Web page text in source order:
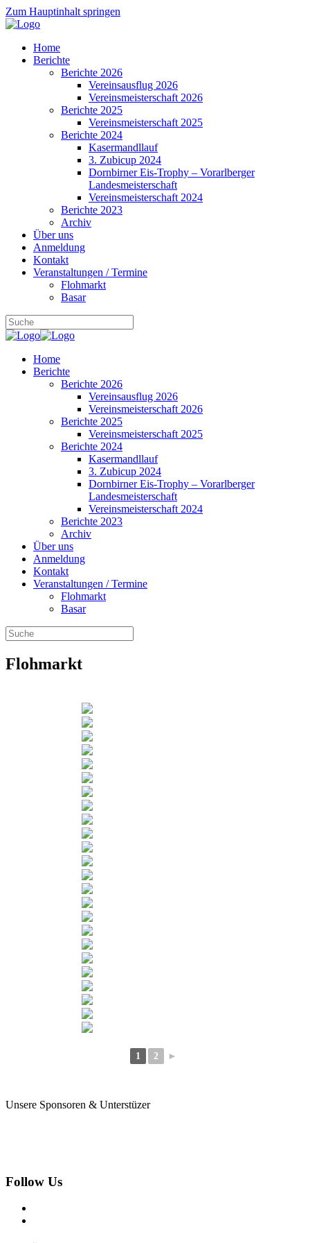
Zum Hauptinhalt springen
Home
Berichte
Berichte 2026
Vereinsausflug 2026
Vereinsmeisterschaft 2026
Berichte 2025
Vereinsmeisterschaft 2025
Berichte 2024
Kasermandllauf
3. Zubicup 2024
Dornbirner Eis-Trophy – Vorarlberger
Landesmeisterschaft
Vereinsmeisterschaft 2024
Berichte 2023
Archiv
Über uns
Anmeldung
Kontakt
Veranstaltungen / Termine
Flohmarkt
Basar
Home
Berichte
Berichte 2026
Vereinsausflug 2026
Vereinsmeisterschaft 2026
Berichte 2025
Vereinsmeisterschaft 2025
Berichte 2024
Kasermandllauf
3. Zubicup 2024
Dornbirner Eis-Trophy – Vorarlberger
Landesmeisterschaft
Vereinsmeisterschaft 2024
Berichte 2023
Archiv
Über uns
Anmeldung
Kontakt
Veranstaltungen / Termine
Flohmarkt
Basar
Flohmarkt
1 2 ►
Unsere Sponsoren & Unterstüzer
Follow Us